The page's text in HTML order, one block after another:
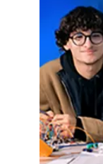
إلا أنه
المالي
على التحول
الوقت الذي
هواتفهم
الخدمات امرا